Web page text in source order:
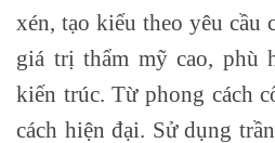
xén, tạo kiểu theo yêu cầu
giá trị thẩm mỹ cao, phù
kiến trúc. Từ phong cách
cách hiện đại. Sử dụng